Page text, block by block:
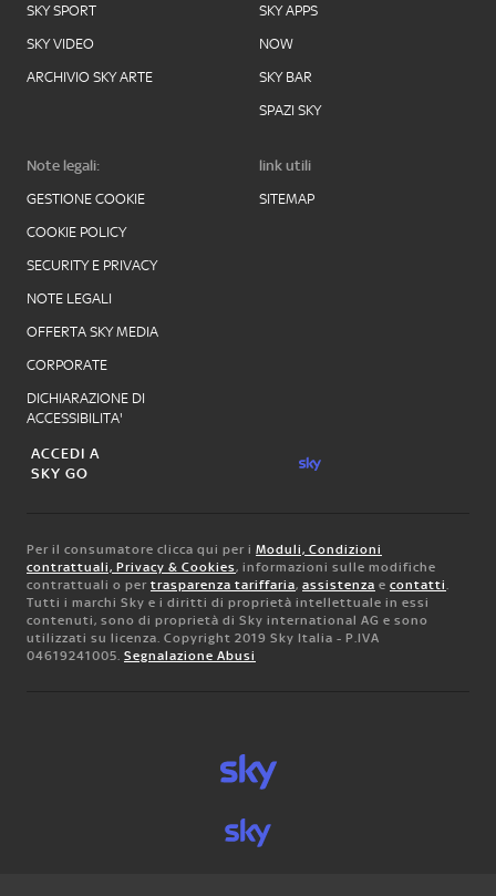
SKY SPORT
SKY VIDEO
ARCHIVIO SKY ARTE
SKY APPS
NOW
SKY BAR
SPAZI SKY
Note legali:
GESTIONE COOKIE
COOKIE POLICY
SECURITY E PRIVACY
NOTE LEGALI
OFFERTA SKY MEDIA
CORPORATE
DICHIARAZIONE DI
ACCESSIBILITA'
link utili
SITEMAP
ACCEDI A
SKY GO
Per il consumatore clicca qui per i Moduli, Condizioni
contrattuali, Privacy & Cookies, informazioni sulle modifiche
contrattuali o per trasparenza tariffaria, assistenza e contatti.
Tutti i marchi Sky e i diritti di proprietà intellettuale in essi
contenuti, sono di proprietà di Sky international AG e sono
utilizzati su licenza. Copyright 2019 Sky Italia - P.IVA
04619241005. Segnalazione Abusi